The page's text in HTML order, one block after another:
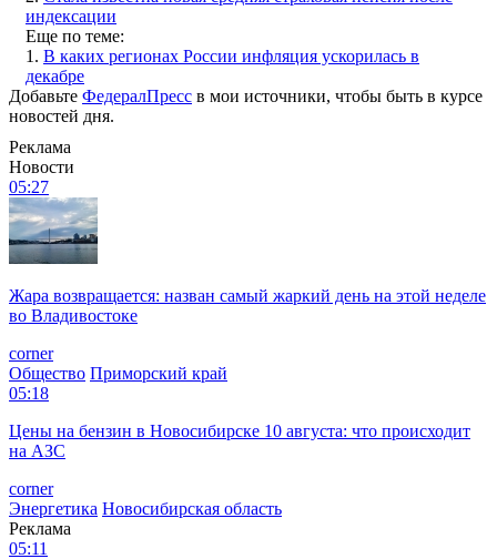
индексации
Еще по теме:
1. В каких регионах России инфляция ускорилась в
декабре
Добавьте ФедералПресс в мои источники, чтобы быть в курсе
новостей дня.
Реклама
Новости
05:27
Жара возвращается: назван самый жаркий день на этой неделе
во Владивостоке
corner
Общество Приморский край
05:18
Цены на бензин в Новосибирске 10 августа: что происходит
на АЗС
corner
Энергетика Новосибирская область
Реклама
05:11